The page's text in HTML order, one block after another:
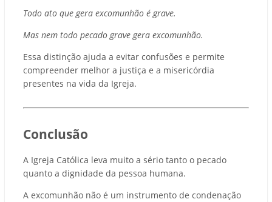
Todo ato que gera excomunhão é grave.
Mas nem todo pecado grave gera excomunhão.
Essa distinção ajuda a evitar confusões e permite
compreender melhor a justiça e a misericórdia
presentes na vida da Igreja.
Conclusão
A Igreja Católica leva muito a sério tanto o pecado
quanto a dignidade da pessoa humana.
A excomunhão não é um instrumento de condenação